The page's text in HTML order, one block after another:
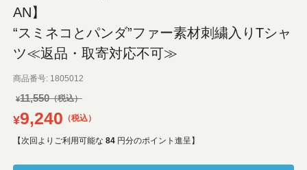
AN】
“スミネコとパンダ”ファー素材刺繍入りTシャ
ツ≪返品・取寄対応不可≫
商品番号 1805012
¥11,550
¥9,240 税込
【次回よりご利用可能な 84 円分のポイント進呈】